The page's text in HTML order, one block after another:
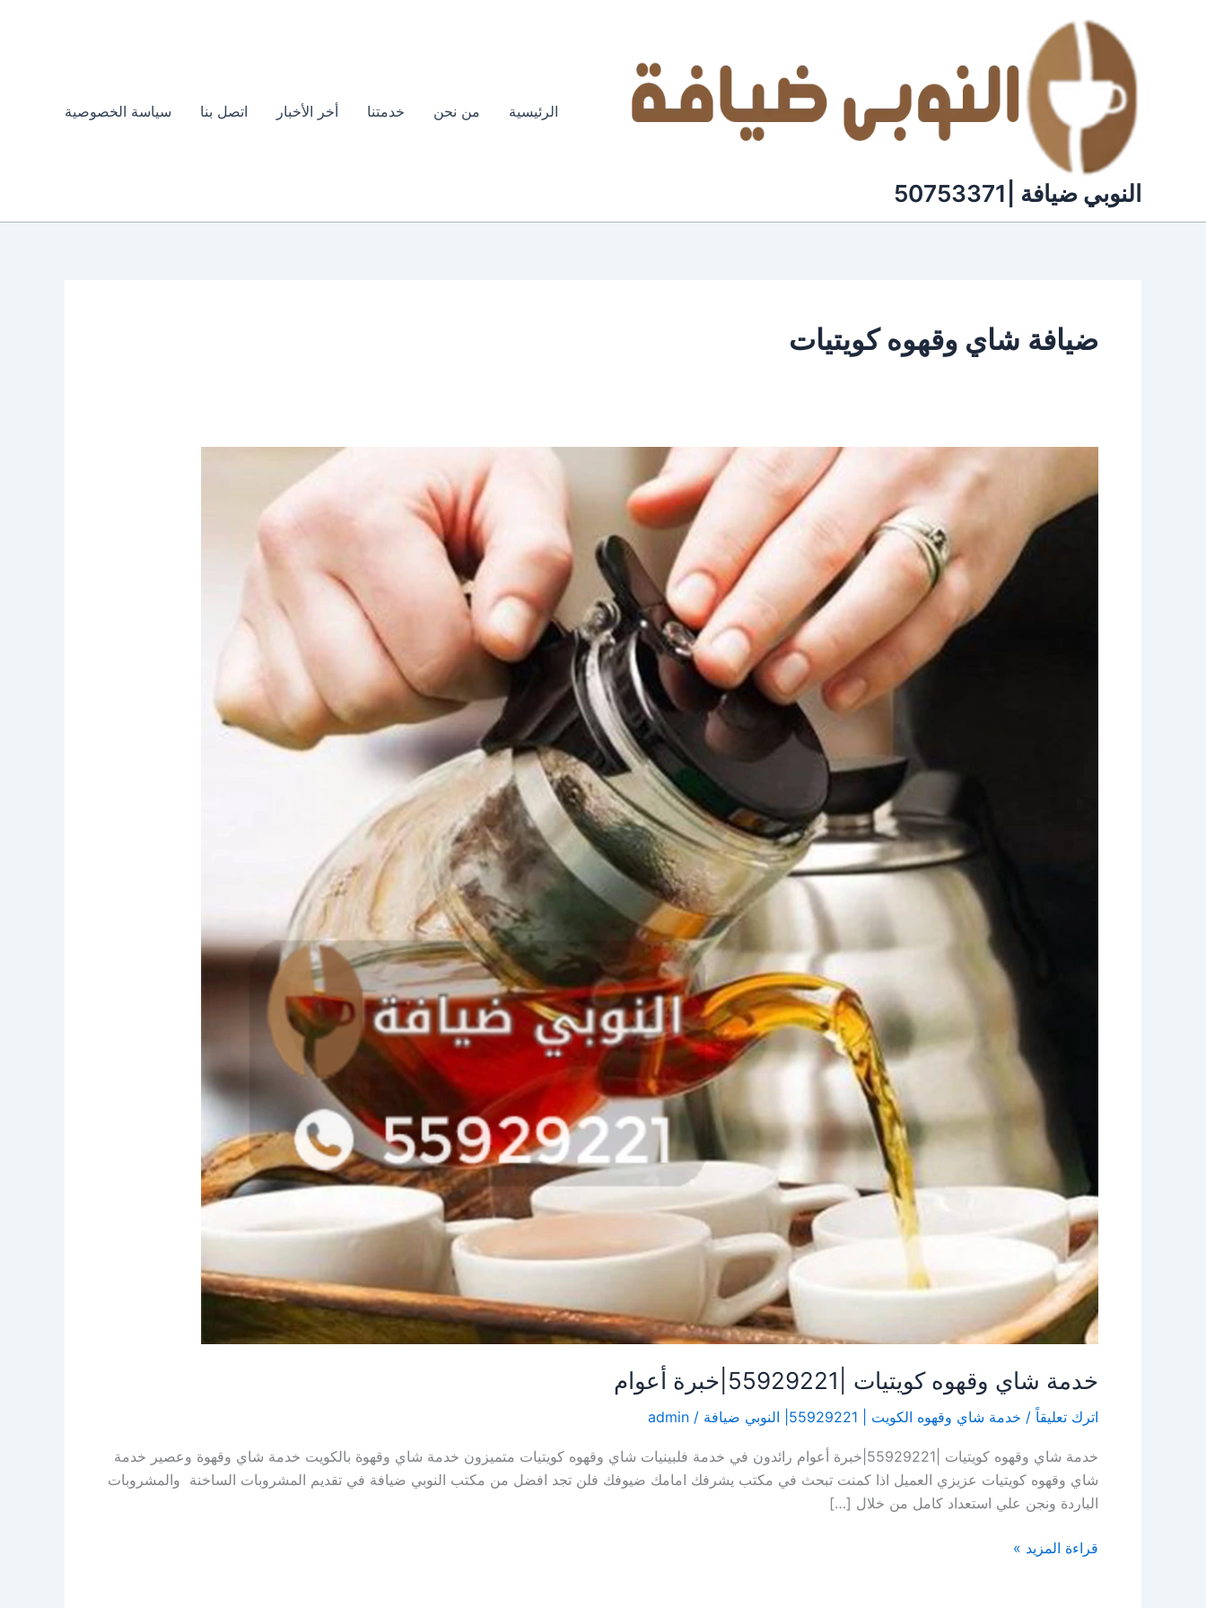
النوبي ضيافة |50753371
الرئيسية من نحن خدمتنا أخر الأخبار اتصل بنا سياسة الخصوصية
ضيافة شاي وقهوه كويتيات
خدمة شاي وقهوه كويتيات |55929221|خبرة أعوام
اترك تعليقاً / خدمة شاي وقهوه الكويت | 55929221| النوبي ضيافة /
admin
خدمة شاي وقهوه كويتيات |55929221|خبرة أعوام رائدون في خدمة فلبينيات شاي وقهوه كويتيات متميزون خدمة شاي وقهوة بالكويت خدمة شاي وقهوة وعصير خدمة
شاي وقهوه كويتيات عزيزي العميل اذا كمنت تبحث في مكتب يشرفك امامك ضيوفك فلن تجد افضل من مكتب النوبي ضيافة في تقديم المشروبات الساخنة والمشروبات
الباردة ونجن علي استعداد كامل من خلال […]
شاي
وقهوه
|55929221|
قراءة المزيد »